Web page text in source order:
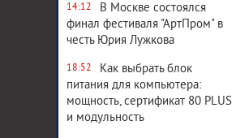
14:12
В Москве состоялся
финал фестиваля "АртПром" в
честь Юрия Лужкова
18:52
Как выбрать блок
питания для компьютера:
мощность, сертификат 80 PLUS
и модульность